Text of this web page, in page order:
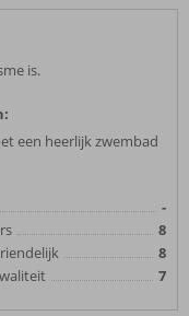
is.
een heerlijk zwembad
-
8
8
7